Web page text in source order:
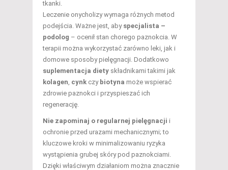
tkanki.
Leczenie onycholizy wymaga różnych metod
podejścia. Ważne jest, aby specjalista –
podolog – ocenił stan chorego paznokcia. W
terapii można wykorzystać zarówno leki, jak i
domowe sposoby pielęgnacji. Dodatkowo
suplementacja diety składnikami takimi jak
kolagen cynk czy biotyna może wspierać
zdrowie paznokci i przyspieszać ich
regenerację.
Nie zapominaj o regularnej pielęgnacji i
ochronie przed urazami mechanicznymi; to
kluczowe kroki w minimalizowaniu ryzyka
wystąpienia grubej skóry pod paznokciami.
Dzięki właściwym działaniom można znacznie